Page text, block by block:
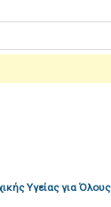
Υγείας για Όλους